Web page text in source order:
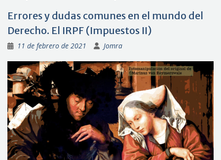
Errores y dudas comunes en el mundo del
Derecho. El IRPF (Impuestos II)
11 de febrero de 2021 Jomra